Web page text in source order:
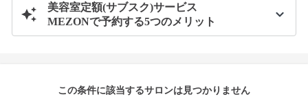
美容室定額(サブスク)サービス
MEZONで予約する5つのメリット
この条件に該当するサロンは見つかりません